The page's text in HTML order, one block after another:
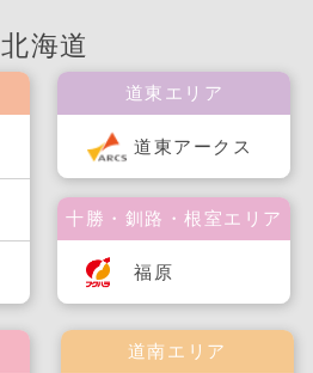
北海道
道南エリア
道東エリア
道東アークス
十勝・釧路・根室エリア
福原